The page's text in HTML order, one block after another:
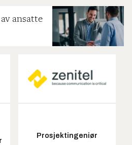
ansatte
Prosjektingeniør